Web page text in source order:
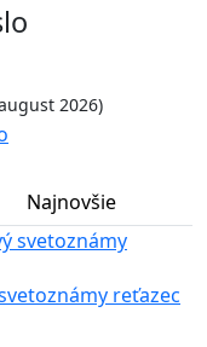
2026)
Najnovšie
reťazec